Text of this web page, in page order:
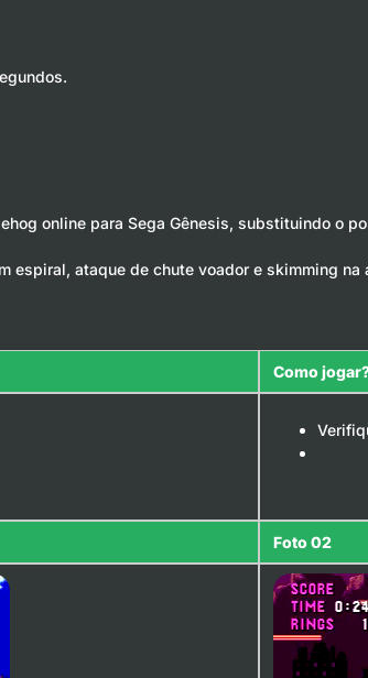
online para Sega Gênesis, substituindo o
espiral, ataque de chute voador e skimming na
Como
Foto 02